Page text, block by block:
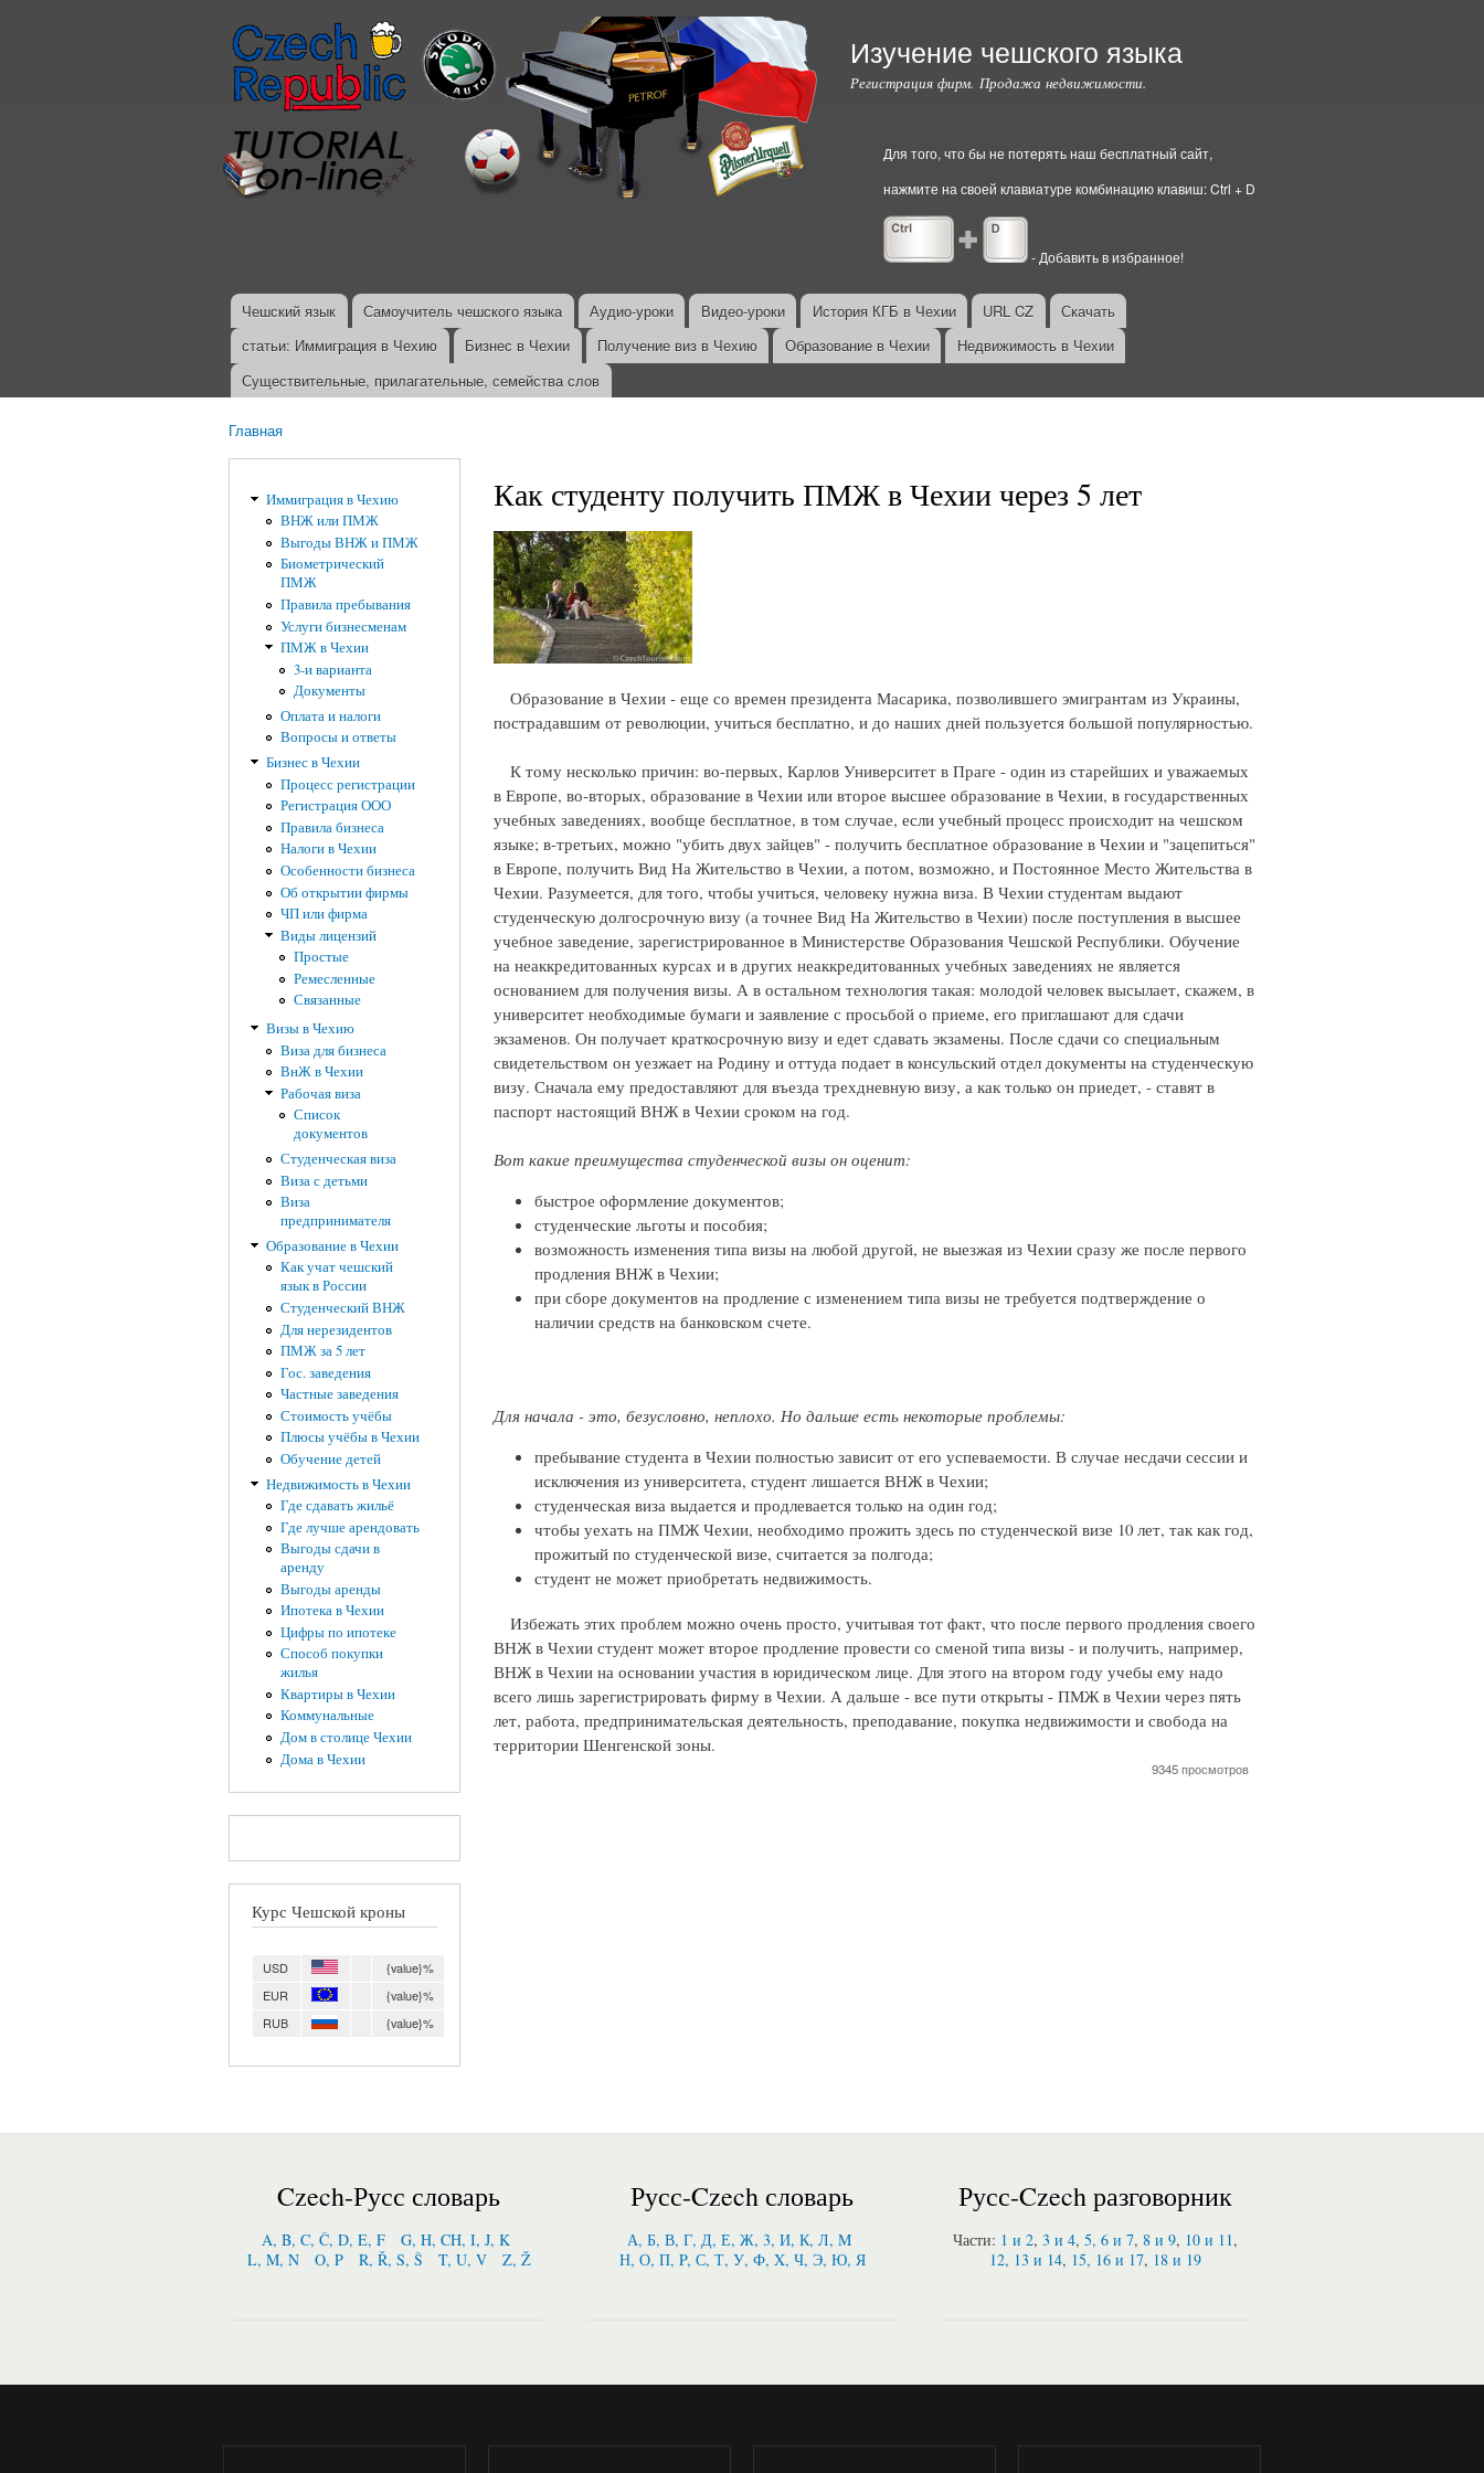
Перейти к
основному
содержанию
Изучение чешского языка
Регистрация фирм. Продажа недвижимости.
Для того, что бы не потерять наш бесплатный сайт,
нажмите на своей клавиатуре комбинацию клавиш: Ctrl + D
- Добавить в избранное!
Главное меню
Чешский язык Самоучитель чешского языка Аудио-уроки Видео-уроки История КГБ в Чехии URL CZ
Скачать
статьи: Иммиграция в Чехию
Бизнес в Чехии Получение виз в Чехию Образование в Чехии
Недвижимость в Чехии
Существительные, прилагательные, семейства слов
Главная
Иммиграция в Чехию
ВНЖ или ПМЖ
Выгоды ВНЖ и ПМЖ
Биометрический
ПМЖ
Правила пребывания
Услуги бизнесменам
ПМЖ в Чехии
3-и варианта
Документы
Оплата и налоги
Вопросы и ответы
Бизнес в Чехии
Процесс регистрации
Регистрация ООО
Правила бизнеса
Налоги в Чехии
Особенности бизнеса
Об открытии фирмы
ЧП или фирма
Виды лицензий
Простые
Ремесленные
Связанные
Визы в Чехию
Виза для бизнеса
ВнЖ в Чехии
Рабочая виза
Список
документов
Студенческая виза
Виза с детьми
Виза
предпринимателя
Образование в Чехии
Как учат чешский
язык в России
Студенческий ВНЖ
Для нерезидентов
ПМЖ за 5 лет
Гос. заведения
Частные заведения
Стоимость учёбы
Плюсы учёбы в Чехии
Обучение детей
Недвижимость в Чехии
Где сдавать жильё
Где лучше арендовать
Выгоды сдачи в
аренду
Выгоды аренды
Ипотека в Чехии
Цифры по ипотеке
Способ покупки
жилья
Квартиры в Чехии
Коммунальные
Дом в столице Чехии
Дома в Чехии
Курс Чешской кроны
USD
{value}%
EUR
{value}%
RUB
{value}%
Как студенту получить ПМЖ в Чехии через 5 лет
Образование в Чехии - еще со времен президента Масарика, позволившего эмигрантам из Украины,
пострадавшим от революции, учиться бесплатно, и до наших дней пользуется большой популярностью.
К тому несколько причин: во-первых, Карлов Университет в Праге - один из старейших и уважаемых
в Европе, во-вторых, образование в Чехии или второе высшее образование в Чехии, в государственных
учебных заведениях, вообще бесплатное, в том случае, если учебный процесс происходит на чешском
языке; в-третьих, можно "убить двух зайцев" - получить бесплатное образование в Чехии и "зацепиться"
в Европе, получить Вид На Жительство в Чехии, а потом, возможно, и Постоянное Место Жительства в
Чехии. Разумеется, для того, чтобы учиться, человеку нужна виза. В Чехии студентам выдают
студенческую долгосрочную визу (а точнее Вид На Жительство в Чехии) после поступления в высшее
учебное заведение, зарегистрированное в Министерстве Образования Чешской Республики. Обучение
на неаккредитованных курсах и в других неаккредитованных учебных заведениях не является
основанием для получения визы. А в остальном технология такая: молодой человек высылает, скажем, в
университет необходимые бумаги и заявление с просьбой о приеме, его приглашают для сдачи
экзаменов. Он получает краткосрочную визу и едет сдавать экзамены. После сдачи со специальным
свидетельством он уезжает на Родину и оттуда подает в консульский отдел документы на студенческую
визу. Сначала ему предоставляют для въезда трехдневную визу, а как только он приедет, - ставят в
паспорт настоящий ВНЖ в Чехии сроком на год.
Вот какие преимущества студенческой визы он оценит:
быстрое оформление документов;
студенческие льготы и пособия;
возможность изменения типа визы на любой другой, не выезжая из Чехии сразу же после первого
продления ВНЖ в Чехии;
при сборе документов на продление с изменением типа визы не требуется подтверждение о
наличии средств на банковском счете.
Для начала - это, безусловно, неплохо. Но дальше есть некоторые проблемы:
пребывание студента в Чехии полностью зависит от его успеваемости. В случае несдачи сессии и
исключения из университета, студент лишается ВНЖ в Чехии;
студенческая виза выдается и продлевается только на один год;
чтобы уехать на ПМЖ Чехии, необходимо прожить здесь по студенческой визе 10 лет, так как год,
прожитый по студенческой визе, считается за полгода;
студент не может приобретать недвижимость.
Избежать этих проблем можно очень просто, учитывая тот факт, что после первого продления своего
ВНЖ в Чехии студент может второе продление провести со сменой типа визы - и получить, например,
ВНЖ в Чехии на основании участия в юридическом лице. Для этого на втором году учебы ему надо
всего лишь зарегистрировать фирму в Чехии. А дальше - все пути открыты - ПМЖ в Чехии через пять
лет, работа, предпринимательская деятельность, преподавание, покупка недвижимости и свобода на
территории Шенгенской зоны.
9345 просмотров
Czech-Русс словарь
A, B, C, Č, D, E, F
G, H, CH, I, J, K
L, M, N
O, P R, Ř, S, Š T, U, V Z, Ž
Русс-Czech словарь
А, Б, В, Г, Д, Е, Ж, 3, И, К, Л, M
Н, О, П, P, С, Т, У, Ф, X, Ч, Э, Ю, Я
Русс-Czech разговорник
Части: 1 и 2, 3 и 4, 5, 6 и 7, 8 и 9, 10 и 11,
12, 13 и 14, 15, 16 и 17, 18 и 19